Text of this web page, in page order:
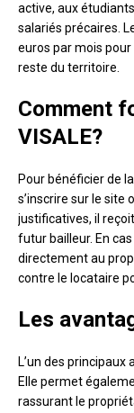
active, aux
salariés précaires.
euros par mois
reste du territoire.
Comment
VISALE?
Pour bénéficier de
s’inscrire sur le site
justificatives, il
futur bailleur. En
directement au
contre le locataire
Les
L’un des
Elle permet
rassurant le